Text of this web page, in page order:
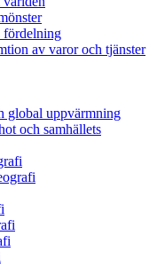
fördelning
av varor och tjänster
global uppvärmning
och samhällets